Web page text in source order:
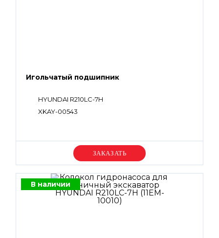
Игольчатый подшипник
HYUNDAI R210LC-7H
XKAY-00543
Уточняйте цену
В наличии